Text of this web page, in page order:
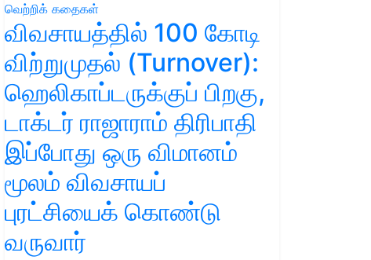
வெற்றிக் கதைகள்
விவசாயத்தில் 100 கோடி
விற்றுமுதல் (Turnover):
ஹெலிகாப்டருக்குப் பிறகு,
டாக்டர் ராஜாராம் திரிபாதி
இப்போது ஒரு விமானம்
மூலம் விவசாயப்
புரட்சியைக் கொண்டு
வருவார்